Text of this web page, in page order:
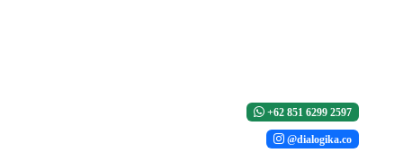
+62 851 6299 2597
@dialogika.co